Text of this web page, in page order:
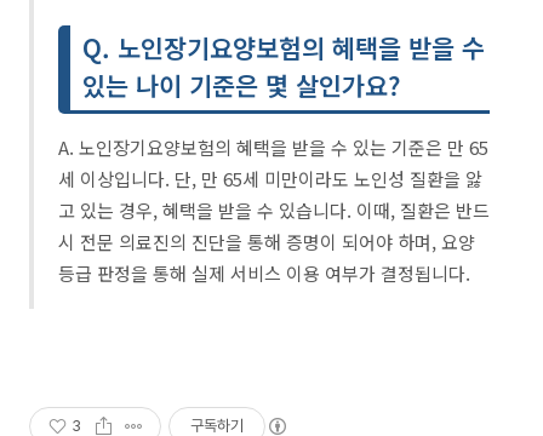
Q. 노인장기요양보험의 혜택을 받을 수
있는 나이 기준은 몇 살인가요?
A. 노인장기요양보험의 혜택을 받을 수 있는 기준은 만 65
세 이상입니다. 단, 만 65세 미만이라도 노인성 질환을 앓
고 있는 경우, 혜택을 받을 수 있습니다. 이때, 질환은 반드
시 전문 의료진의 진단을 통해 증명이 되어야 하며, 요양
등급 판정을 통해 실제 서비스 이용 여부가 결정됩니다.
3 구독하기